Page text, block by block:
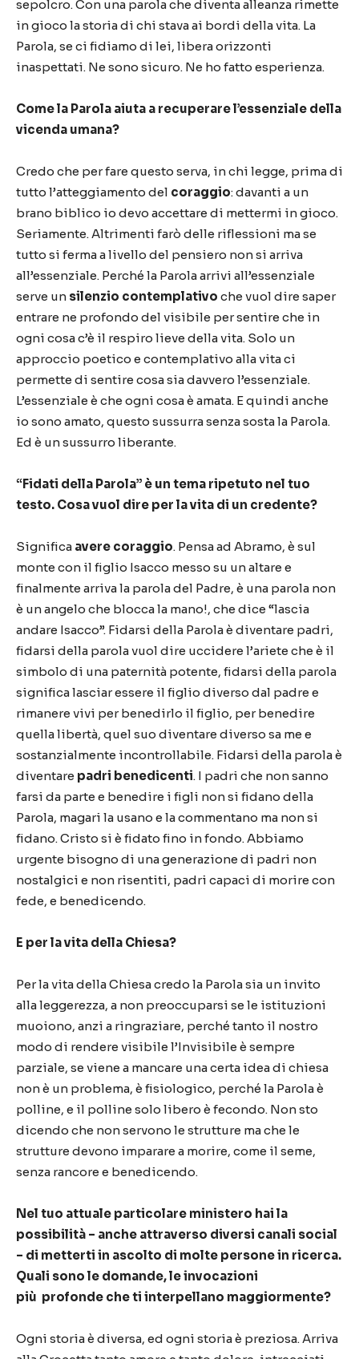
sepolcro. Con una parola che diventa alleanza rimette
in gioco la storia di chi stava ai bordi della vita. La
Parola, se ci fidiamo di lei, libera orizzonti
inaspettati. Ne sono sicuro. Ne ho fatto esperienza.
Come la Parola aiuta a recuperare l’essenziale della
vicenda umana?
Credo che per fare questo serva, in chi legge, prima di
tutto l’atteggiamento del coraggio: davanti a un
brano biblico io devo accettare di mettermi in gioco.
Seriamente. Altrimenti farò delle riflessioni ma se
tutto si ferma a livello del pensiero non si arriva
all’essenziale. Perché la Parola arrivi all’essenziale
serve un silenzio contemplativo che vuol dire saper
entrare ne profondo del visibile per sentire che in
ogni cosa c’è il respiro lieve della vita. Solo un
approccio poetico e contemplativo alla vita ci
permette di sentire cosa sia davvero l’essenziale.
L’essenziale è che ogni cosa è amata. E quindi anche
io sono amato, questo sussurra senza sosta la Parola.
Ed è un sussurro liberante.
“Fidati della Parola” è un tema ripetuto nel tuo
testo. Cosa vuol dire per la vita di un credente?
Significa avere coraggio. Pensa ad Abramo, è sul
monte con il figlio Isacco messo su un altare e
finalmente arriva la parola del Padre, è una parola non
è un angelo che blocca la mano!, che dice “lascia
andare Isacco”. Fidarsi della Parola è diventare padri,
fidarsi della parola vuol dire uccidere l’ariete che è il
simbolo di una paternità potente, fidarsi della parola
significa lasciar essere il figlio diverso dal padre e
rimanere vivi per benedirlo il figlio, per benedire
quella libertà, quel suo diventare diverso sa me e
sostanzialmente incontrollabile. Fidarsi della parola è
diventare padri benedicenti. I padri che non sanno
farsi da parte e benedire i figli non si fidano della
Parola, magari la usano e la commentano ma non si
fidano. Cristo si è fidato fino in fondo. Abbiamo
urgente bisogno di una generazione di padri non
nostalgici e non risentiti, padri capaci di morire con
fede, e benedicendo.
E per la vita della Chiesa?
Per la vita della Chiesa credo la Parola sia un invito
alla leggerezza, a non preoccuparsi se le istituzioni
muoiono, anzi a ringraziare, perché tanto il nostro
modo di rendere visibile l’Invisibile è sempre
parziale, se viene a mancare una certa idea di chiesa
non è un problema, è fisiologico, perché la Parola è
polline, e il polline solo libero è fecondo. Non sto
dicendo che non servono le strutture ma che le
strutture devono imparare a morire, come il seme,
senza rancore e benedicendo.
Nel tuo attuale particolare ministero hai la
possibilità – anche attraverso diversi canali social
– di metterti in ascolto di molte persone in ricerca.
Quali sono le domande, le invocazioni
più profonde che ti interpellano maggiormente?
Ogni storia è diversa, ed ogni storia è preziosa. Arriva